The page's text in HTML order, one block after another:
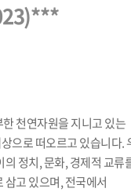
천연자원을 지니고 있는
으로 떠오르고 있습니다.
정치, 문화, 경제적 교류
삼고 있으며, 전국에서